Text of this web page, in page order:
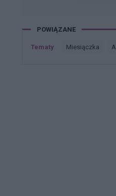
POWIĄZANE
Tematy miesiączka